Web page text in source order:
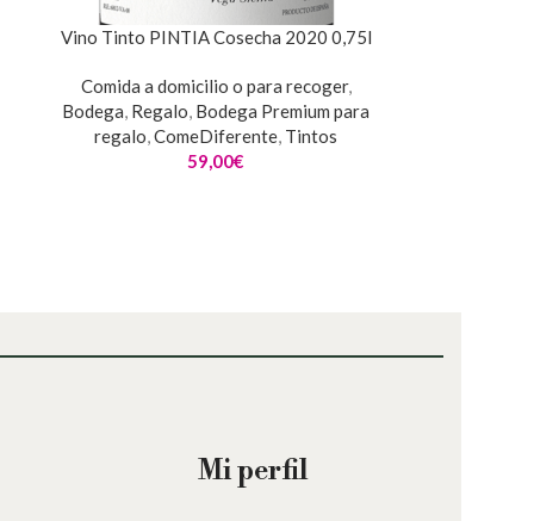
Vino Tinto PINTIA Cosecha 2020 0,75l
Comida a domicilio o para recoger,
Bodega, Regalo, Bodega Premium para
regalo,ComeDiferente, Tintos
59,00€
Mi perfil